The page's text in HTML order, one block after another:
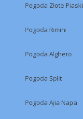
Pogoda Złote Piaski
Pogoda Rimini
Pogoda Alghero
Pogoda Split
Pogoda Ajia Napa